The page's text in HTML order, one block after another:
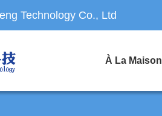
Technology Co., Ltd
À La Maison